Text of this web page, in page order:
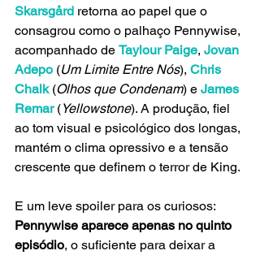
Skarsgård retorna ao papel que o
consagrou como o palhaço Pennywise,
acompanhado de Taylour Paige, Jovan
Adepo (Um Limite Entre Nós), Chris
Chalk (Olhos que Condenam) e James
Remar (Yellowstone). A produção, fiel
ao tom visual e psicológico dos longas,
mantém o clima opressivo e a tensão
crescente que definem o terror de King.
E um leve spoiler para os curiosos:
Pennywise aparece apenas no quinto
episódio, o suficiente para deixar a